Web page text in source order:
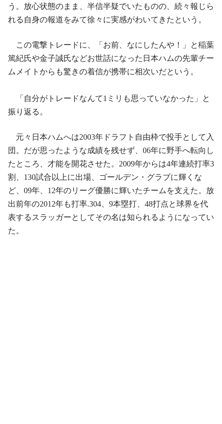
う。放心状態のまま、半信半疑でいたものの、続々報じら
れる自身の報道をみて徐々に実感がわいてきたという。
この電撃トレードに、「お前、なにしたんや！」と稲葉
篤紀氏や金子誠氏などお世話になった日本ハムの先輩チー
ムメイトからも驚きの着信が携帯に相次いだという。
「自分がトレードなんて1ミリも思っていなかった」と
振り返る。
元々日本ハムへは2003年ドラフト自由枠で投手として入
団。だが思ったような成績を残せず、06年に野手へ転向し
たところ、才能を開花させた。2009年からは4年連続打率3
割、130試合以上に出場、ゴールデン・グラブに輝くな
ど、09年、12年のリーグ優勝に輝いたチームを支えた。放
出前年の2012年も打率.304、9本塁打、48打点と球界を代
表するスラッガーとしてその名は知られるようになってい
た。